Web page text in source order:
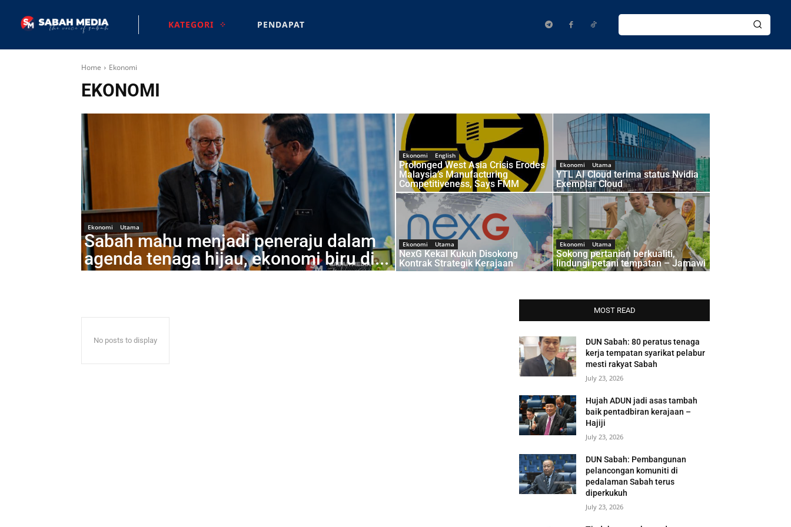
KATEGORI PENDAPAT
Home Ekonomi
EKONOMI
Ekonomi Utama
Sabah mahu menjadi peneraju dalam
agenda tenaga hijau, ekonomi biru di...
Ekonomi English
Prolonged West Asia Crisis Erodes
Malaysia’s Manufacturing
Competitiveness, Says FMM
Ekonomi Utama
YTL AI Cloud terima status Nvidia
Exemplar Cloud
Ekonomi Utama
NexG Kekal Kukuh Disokong
Kontrak Strategik Kerajaan
Ekonomi Utama
Sokong pertanian berkualiti,
lindungi petani tempatan – Jamawi
No posts to display
MOST READ
DUN Sabah: 80 peratus tenaga
kerja tempatan syarikat pelabur
mesti rakyat Sabah
July 23, 2026
Hujah ADUN jadi asas tambah
baik pentadbiran kerajaan –
Hajiji
July 23, 2026
DUN Sabah: Pembangunan
pelancongan komuniti di
pedalaman Sabah terus
diperkukuh
July 23, 2026